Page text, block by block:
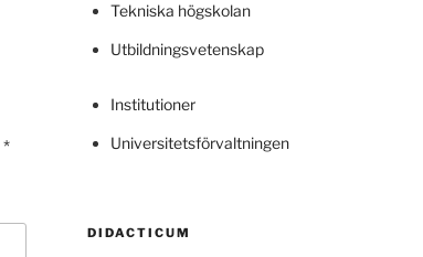
*
Tekniska högskolan
Utbildningsvetenskap
Institutioner
Universitetsförvaltningen
DIDACTICUM